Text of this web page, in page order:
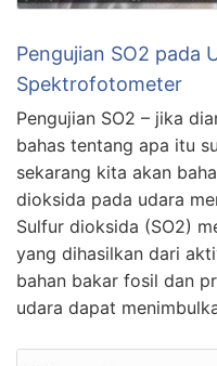
Pengujian SO2 pada
Spektrofotometer
Pengujian SO2 – jika
bahas tentang apa itu
sekarang kita akan
dioksida pada udara
Sulfur dioksida (SO2)
yang dihasilkan dari
bahan bakar fosil dan
udara dapat